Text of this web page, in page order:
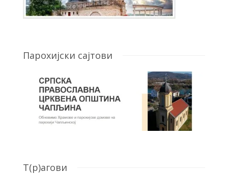
Парохијски сајтови
T(р)агови